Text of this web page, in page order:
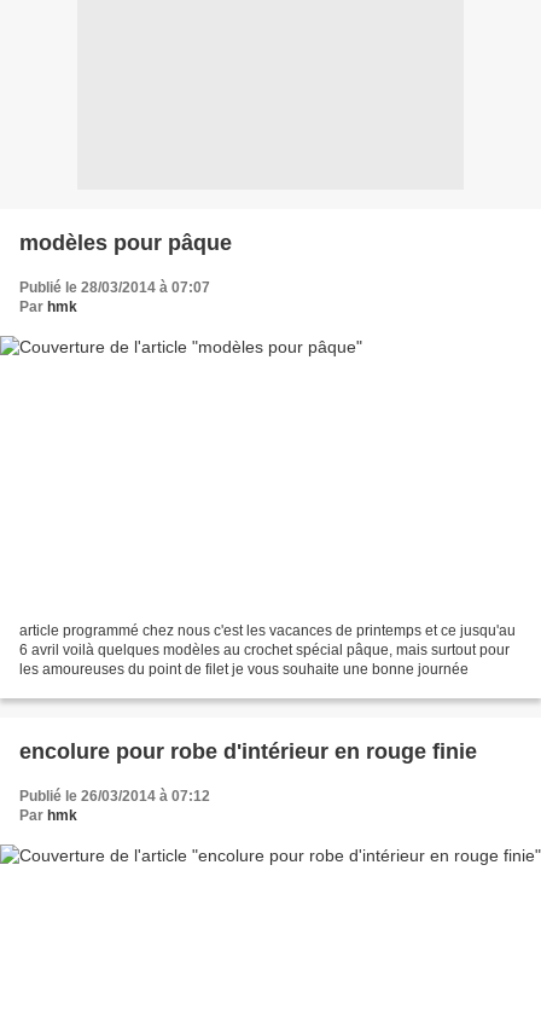
modèles pour pâque
Publié le 28/03/2014 à 07:07
Par hmk
article programmé chez nous c'est les vacances de printemps et ce jusqu'au
6 avril voilà quelques modèles au crochet spécial pâque, mais surtout pour
les amoureuses du point de filet je vous souhaite une bonne journée
encolure pour robe d'intérieur en rouge finie
Publié le 26/03/2014 à 07:12
Par hmk